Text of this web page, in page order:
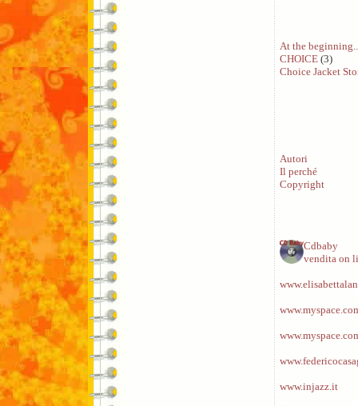
At the
CHOICE (3)
Choice Jacket
Autori
Il perché
Copyright
Cdbaby
vendita on
www.injazz.it